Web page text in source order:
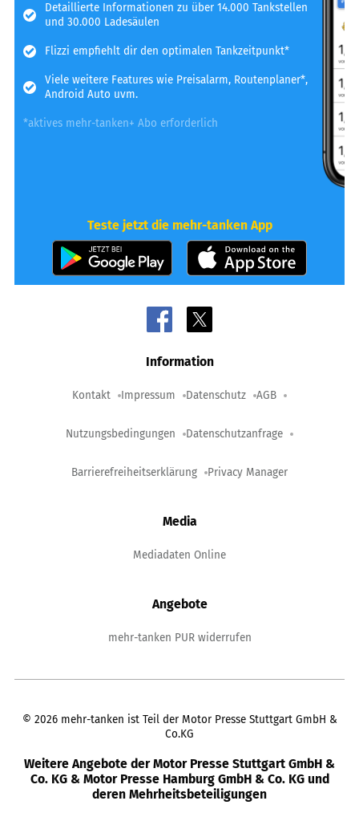
Detaillierte Informationen zu über 14.000 Tankstellen
und 30.000 Ladesäulen
Flizzi empfiehlt dir den optimalen Tankzeitpunkt*
Viele weitere Features wie Preisalarm, Routenplaner*,
Android Auto uvm.
*aktives mehr-tanken+ Abo erforderlich
Teste jetzt die mehr-tanken App
Information
Kontakt Impressum Datenschutz AGB
Nutzungsbedingungen Datenschutzanfrage
Barrierefreiheitserklärung Privacy Manager
Media
Mediadaten Online
Angebote
mehr-tanken PUR widerrufen
© 2026 mehr-tanken ist Teil der Motor Presse Stuttgart GmbH &
Co.KG
Weitere Angebote der Motor Presse Stuttgart GmbH &
Co. KG & Motor Presse Hamburg GmbH & Co. KG und
deren Mehrheitsbeteiligungen